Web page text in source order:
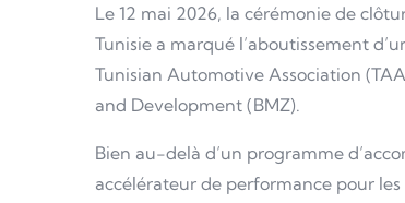
Le 12 mai 2026, la cérémonie de
Tunisie a marqué l’aboutissement
Tunisian Automotive Association
and Development (BMZ).
Bien au-delà d’un programme
accélérateur de performance pour